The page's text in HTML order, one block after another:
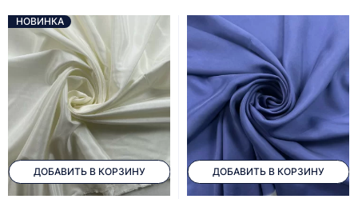
ДОБАВИТЬ В КОРЗИНУ
НОВИНКА
ДОБАВИТЬ В КОРЗИНУ